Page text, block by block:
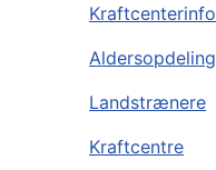
Kraftcenterinfo
Aldersopdeling
Landstrænere
Kraftcentre